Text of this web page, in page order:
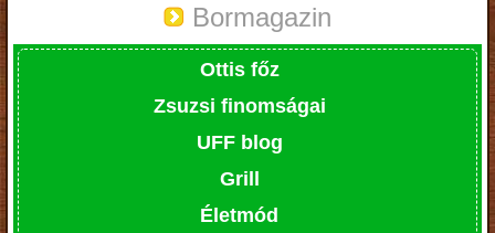
Bormagazin
Ottis főz
Zsuzsi finomságai
UFF blog
Grill
Életmód